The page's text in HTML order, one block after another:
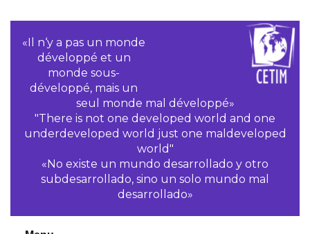
«Il n‘y a pas un monde
développé et un
monde sous-
développé, mais un
seul monde mal développé»
"There is not one developed world and one
underdeveloped world just one maldeveloped
world"
«No existe un mundo desarrollado y otro
subdesarrollado, sino un solo mundo mal
desarrollado»